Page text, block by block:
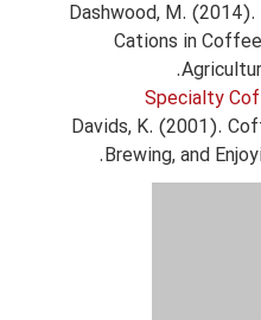
Dashwood, M.
Cations in
Specialty
Davids, K. (2001).
Brewing, and